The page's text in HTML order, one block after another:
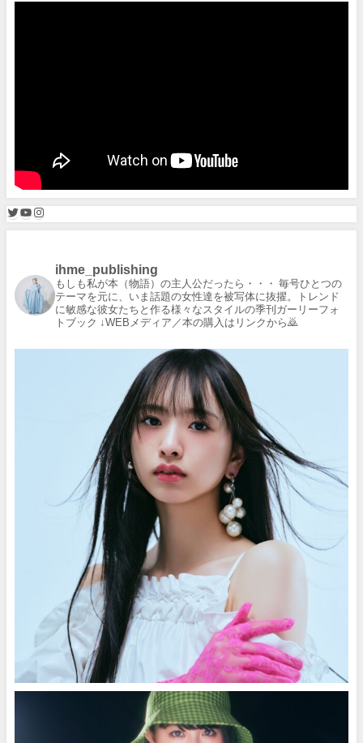
ihme_publishing
もしも私が本（物語）の主人公だったら・・・
毎号ひとつの
テーマを元に、いま話題の女性達を被写体に抜擢。トレンド
に敏感な彼女たちと作る様々なスタイルの季刊ガーリーフォ
トブック ↓WEBメディア／本の購入はリンクから🙇